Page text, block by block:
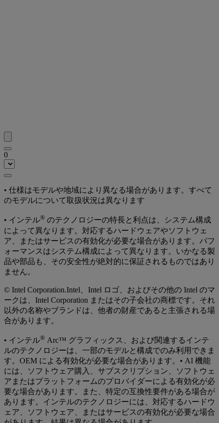
0
• 仕様はモデルや地域により異なる場合があります。すべて
のモデルについて取扱状況は異なります
• インテル® のテクノロジーの特長と利点は、システム構成
によって異なります。対応するハードウェアやソフトウェ
ア、またはサービスの有効化が必要な場合があります。パフ
ォーマンスはシステム構成によって異なります。いかなる製
品や部品も、その安全性が絶対的に保証されるものではあり
ません。
© Intel Corporation.Intel、Intel ロゴ、およびその他の Intel のマ
ークは、Intel Corporation またはその子会社の商標です。それ
以外の名称やブランドは、他者の財産であると主張される場
合があります。
• インテル® Arc™ グラフィックス、および関連するインテ
ルのテクノロジーは、一部のモデルと構成でのみ利用できま
す。OEM による有効化が必要な場合があります。• AI 機能
には、ソフトウェア購入、サブスクリプション、ソフトウェ
アまたはプラットフォームのプロバイダーによる有効化が必
要な場合があります。また、特定の互換性要件がある場合が
あります。インテルのテクノロジーには、対応するハードウ
ェア、ソフトウェア、またはサービスの有効化が必要な場合